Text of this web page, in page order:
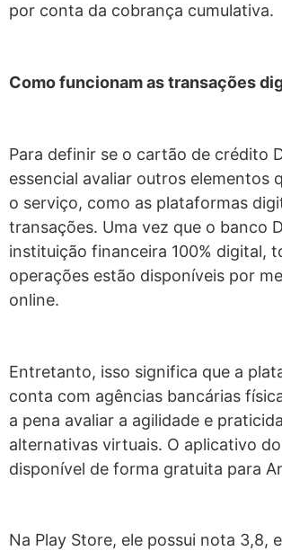
por conta da cobrança cumulativa.
Como funcionam as transações
Para definir se o cartão de crédito
essencial avaliar outros elementos
o serviço, como as plataformas
transações. Uma vez que o banco
instituição financeira 100% digital,
operações estão disponíveis por
online.
Entretanto, isso significa que a
conta com agências bancárias
a pena avaliar a agilidade e
alternativas virtuais. O aplicativo
disponível de forma gratuita para
Na Play Store, ele possui nota 3,8,